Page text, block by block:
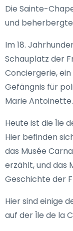
Die Sainte-
und
Im 18.
Schauplatz der
Conciergerie,
Gefängnis für
Marie Antoinette.
Heute ist die Île
Hier befinden
das Musée
erzählt, und das
Geschichte der
Hier sind einige
auf der Île de la